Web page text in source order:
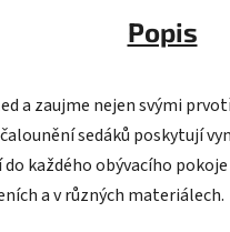
Popis
a zaujme nejen svými
sedáků poskytují
každého obývacího
a v různých materiálech.